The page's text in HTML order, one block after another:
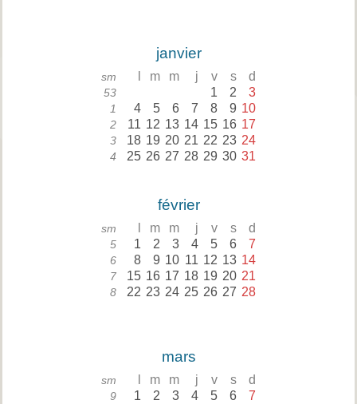
janvier
sm m m j v s d
53 1 2 3
1 4 5 6 7 8 9 10
2 11 12 13 14 15 16 17
3 18 19 20 21 22 23 24
4 25 26 27 28 29 30 31
février
sm m m j v s d
5 1 2 3 4 5 6 7
6 8 9 10 11 12 13 14
7 15 16 17 18 19 20 21
8 22 23 24 25 26 27 28
mars
sm m m j v s d
9 1 2 3 4 5 6 7